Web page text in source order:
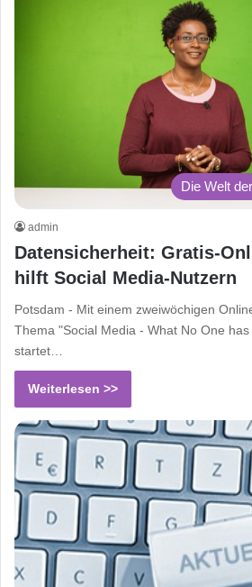
Die Welt
admin
Datensicherheit: Gratis-
hilft Social Media-Nutzern
Potsdam - Mit einem zweiwöchigen
Thema "Social Media - What No One
startet…
Weiterlesen >>